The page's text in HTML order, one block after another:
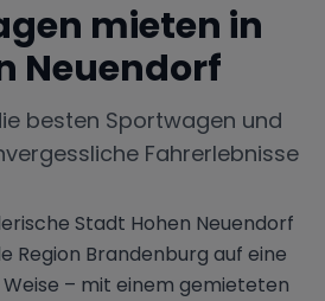
mieten in
Neuendorf
besten Sportwagen und
Fahrerlebnisse
Stadt Hohen Neuendorf
Region Brandenburg auf eine
– mit einem gemieteten